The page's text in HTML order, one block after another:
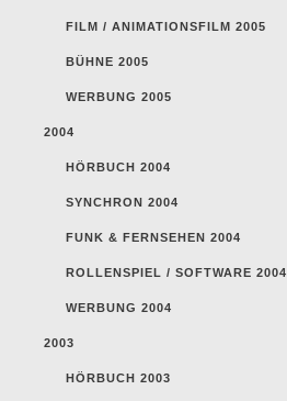
FILM / ANIMATIONSFILM 2005
BÜHNE 2005
WERBUNG 2005
2004
HÖRBUCH 2004
SYNCHRON 2004
FUNK & FERNSEHEN 2004
ROLLENSPIEL / SOFTWARE 2004
WERBUNG 2004
2003
HÖRBUCH 2003